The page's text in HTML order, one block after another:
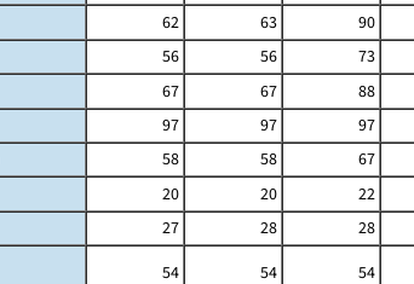
62 63 90
56 56 73
67 67 88
97 97 97
58 58 67
20 20 22
27 28 28
54 54 54